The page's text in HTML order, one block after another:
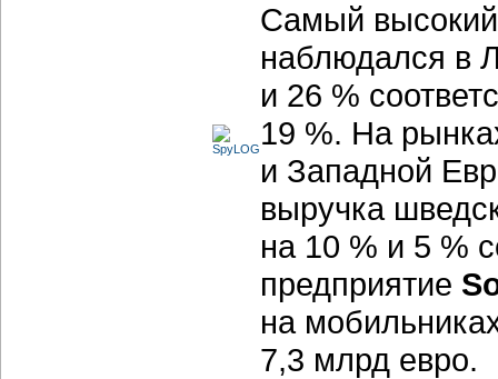
Самый
наблюдался в
и 26 %
19 %. На
и Западной
выручка
на 10 % и 5 %
предприятие
на
7,3 млрд евро.